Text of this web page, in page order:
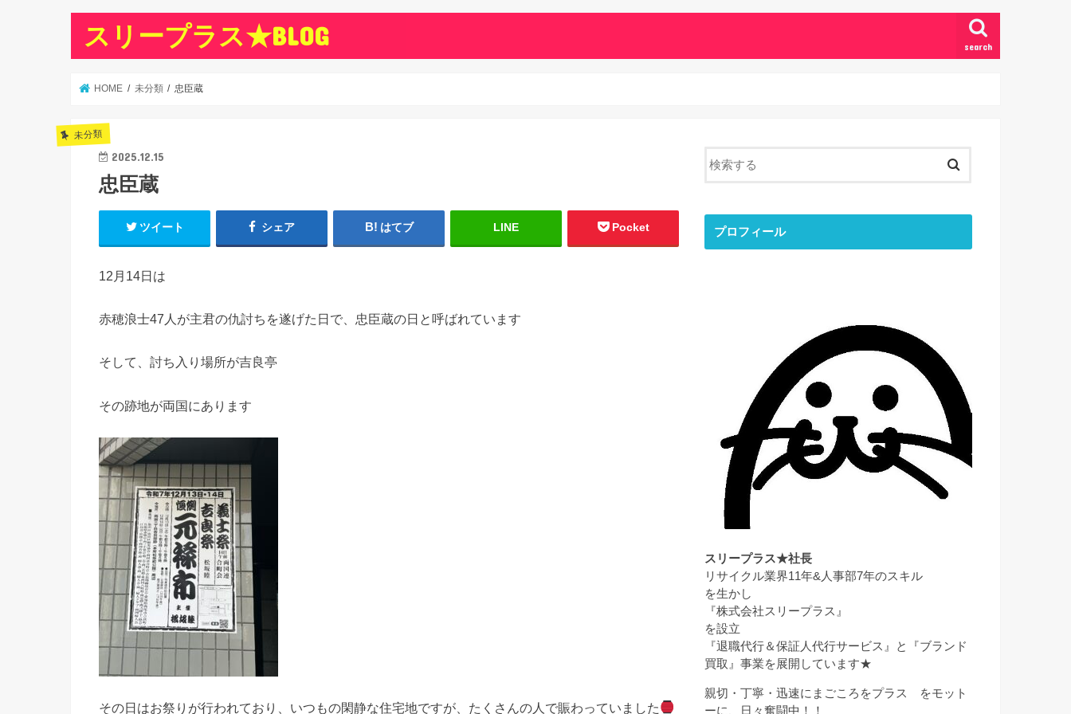
スリープラス★BLOG search
HOME 未分類 忠臣蔵
未分類
2025.12.15
忠臣蔵
ツイート シェア はてブ LINE Pocket
12月14日は
赤穂浪士47人が主君の仇討ちを遂げた日で、忠臣蔵の日と呼ばれています
そして、討ち入り場所が吉良亭
その跡地が両国にあります
その日はお祭りが行われており、いつもの閑静な住宅地ですが、たくさんの人で賑わっていました
プロフィール
スリープラス★社長
リサイクル業界11年&人事部7年のスキル
を生かし
『株式会社スリープラス』
を設立
『退職代行＆保証人代行サービス』と『ブランド
買取』事業を展開しています★
親切・丁寧・迅速にまごころをプラス をモット
ーに、日々奮闘中！！